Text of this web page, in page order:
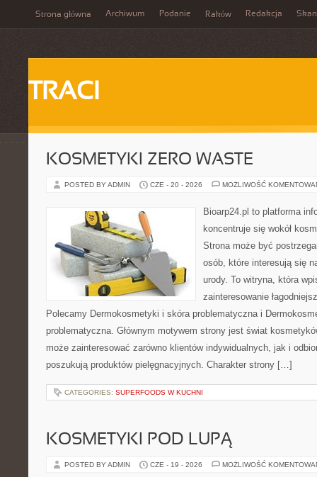
Strona główna Archiwum Podanie Raków Redakcja
TRACI
KOSMETYKI ZERO WASTE
POSTED BY ADMIN CZE - 20 - 2026 MOŻLIWOŚĆ
Bioarp24.pl to platforma
koncentruje się wokół
Strona może być
osób, które interesują się
urody. To witryna, która
zainteresowanie
Polecamy Dermokosmetyki i skóra problematyczna i
problematyczna. Głównym motywem strony jest świat
może zainteresować zarówno klientów indywidualnych, jak i
poszukują produktów pielęgnacyjnych. Charakter strony […]
CATEGORIES: SUPERFOODS W KUCHNI
KOSMETYKI POD LUPĄ
POSTED BY ADMIN CZE - 19 - 2026 MOŻLIWOŚĆ